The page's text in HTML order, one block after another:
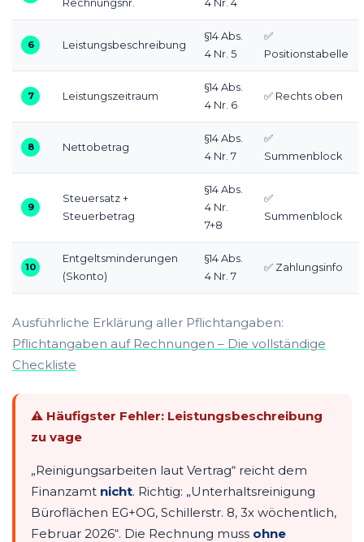
Rechnungsnr.
4 Nr. 4
6 Leistungsbeschreibung
§14 Abs.
4 Nr. 5
✅
Positionstabelle
7 Leistungszeitraum
§14 Abs.
4 Nr. 6
✅ Rechts oben
8 Nettobetrag
§14 Abs.
4 Nr. 7
✅
Summenblock
9
Steuersatz +
Steuerbetrag
§14 Abs.
4 Nr.
7+8
✅
Summenblock
10
Entgeltsminderungen
(Skonto)
§14 Abs.
4 Nr. 7
✅ Zahlungsinfo
Ausführliche Erklärung aller Pflichtangaben:
Pflichtangaben auf Rechnungen – Die vollständige
Checkliste
⚠ Häufigster Fehler: Leistungsbeschreibung
zu vage
„Reinigungsarbeiten laut Vertrag“ reicht dem
Finanzamt nicht. Richtig: „Unterhaltsreinigung
Büroflächen EG+OG, Schillerstr. 8, 3x wöchentlich,
Februar 2026“. Die Rechnung muss ohne